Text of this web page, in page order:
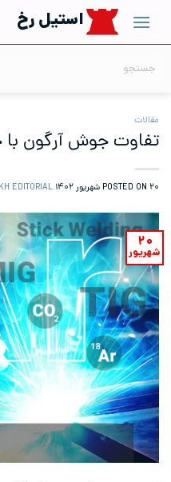
content
استیل رخ
مقالات
تفاوت جوش آرگون
POSTED ON ۲۰ شهریور ۱۴۰۲ EDITORIAL
۲۰
شهریور